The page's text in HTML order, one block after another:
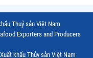
Thuỷ sản Việt Nam
Exporters and Producers
khẩu Thủy sản Việt Nam